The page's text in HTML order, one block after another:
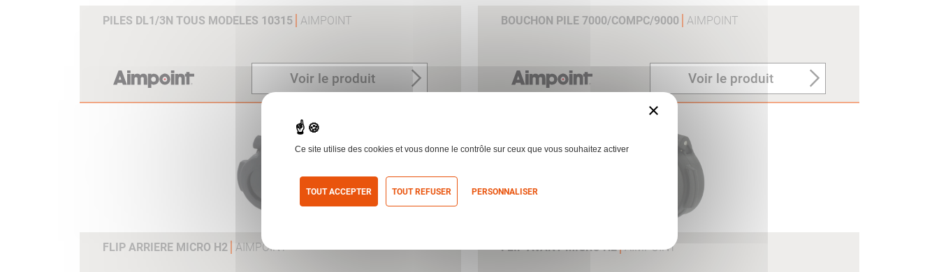
PILES DL1/3N TOUS MODELES 10315 AIMPOINT
Voir le produit
BOUCHON PILE 7000/COMPC/9000 AIMPOINT
Voir le produit
FLIP ARRIERE MICRO H2 AIMPOINT FLIP AVANT MICRO H2 AIMPOINT
×
Ce site utilise des cookies et vous donne le contrôle sur ceux que vous souhaitez activer
TOUT ACCEPTER TOUT REFUSER PERSONNALISER